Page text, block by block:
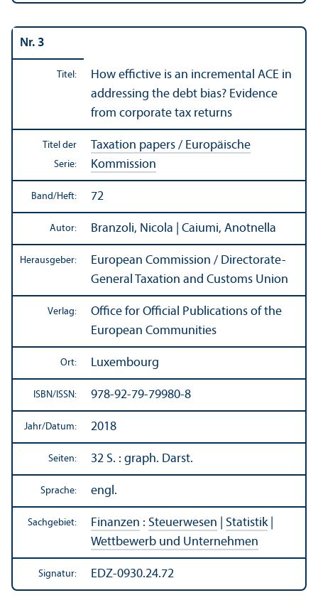
Nr. 3
Titel:
How effictive is an incremental ACE in
addressing the debt bias? Evidence
from corporate tax returns
Titel der
Serie:
Taxation papers / Europäische
Kommission
Band/Heft: 72
Autor: Branzoli, Nicola | Caiumi, Anotnella
Herausgeber:
European Commission / Directorate-
General Taxation and Customs Union
Verlag:
Office for Official Publications of the
European Communities
Ort: Luxembourg
ISBN/ ISSN: 978-92-79-79980-8
Jahr/Datum: 2018
Seiten: 32 S. : graph. Darst.
Sprache: engl.
Sachgebiet: Finanzen : Steuerwesen Statistik|
Wettbewerb und Unter­nehmen
Signatur: EDZ-0930.24.72